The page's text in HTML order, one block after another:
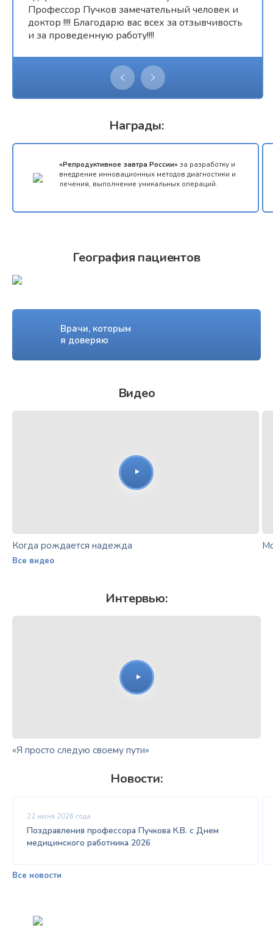
Награды:
«Репродуктивное завтра России» за разработку и
внедрение инновационных методов диагностики и
лечения, выполнение уникальных операций.
География пациентов
Врачи, которым
я доверяю
Видео
Когда рождается надежда
Все видео
Интервью:
«Я просто следую своему пути»
Новости:
22 июня 2026 года
Поздравления профессора Пучкова К.В. с Днем
медицинского работника 2026
Все новости
Профессор Пучков замечательный человек и
доктор !!!! Благодарю вас всех за отзывчивость
и за проведенную работу!!!!